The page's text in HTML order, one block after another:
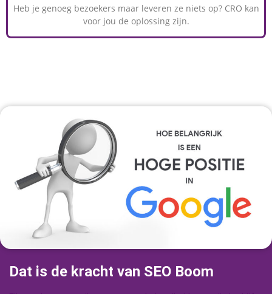
Heb je genoeg bezoekers maar leveren ze niets op? CRO kan
voor jou de oplossing zijn.
Dat is de kracht van SEO Boom